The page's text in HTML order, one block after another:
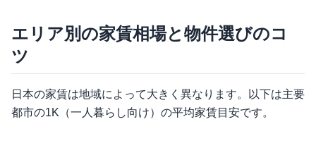
エリア別の家賃相場と物件選びのコ
ツ
日本の家賃は地域によって大きく異なります。以下は主要
都市の1K（一人暮らし向け）の平均家賃目安です。